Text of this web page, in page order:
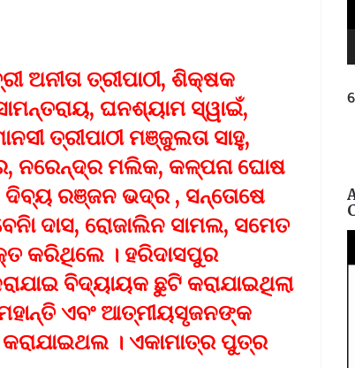
ଅନୀତା ତ୍ରୀପାଠୀ, ଶିକ୍ଷକ
ଘନଶ୍ୟାମ ସ୍ୱାଇଁ,
ତ୍ରୀପାଠୀ ମଞ୍ଜୁଲତା ସାହୁ,
ନରେନ୍ଦ୍ର ମଲିକ, କଳ୍ପନା ଘୋଷ
ଦିବ୍ୟ ରଞ୍ଜନ ଭଦ୍ର , ସନ୍ତୋଷେ
ଦାସ, ରୋଜାଲିନ ସାମଲ, ସମେତ
କରିଥିଲେ । ହରିଦାସପୁର
ବିଦ୍ୟାୟକ ଛୁଟି କରାଯାଇଥିଲା
ମହାନ୍ତି ଏବଂ ଆତ୍ମୀୟସୃଜନଙ୍କ
। ଏକାମାତ୍ର ପୁତ୍ର